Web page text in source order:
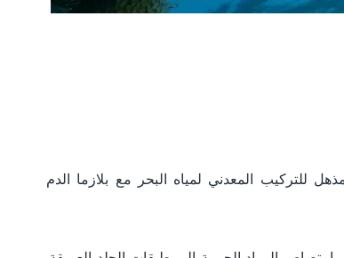
للتركيب المعدني لمياه البحر مع بلازما الدم